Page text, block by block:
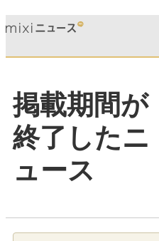
掲載期間が
終了したニ
ュース